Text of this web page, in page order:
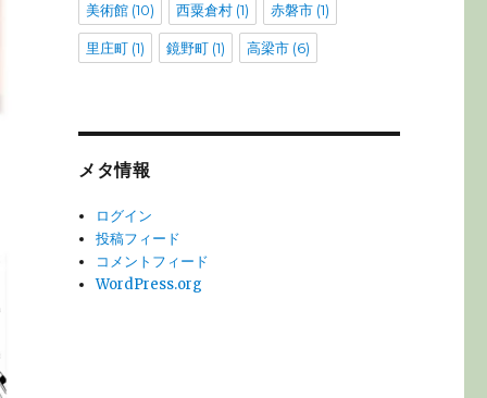
美術館(10) 西粟倉村(1) 赤磐市(1)
里庄町(1) 鏡野町(1) 高梁市(6)
メタ情報
ログイン
投稿フィード
コメントフィード
WordPress.org